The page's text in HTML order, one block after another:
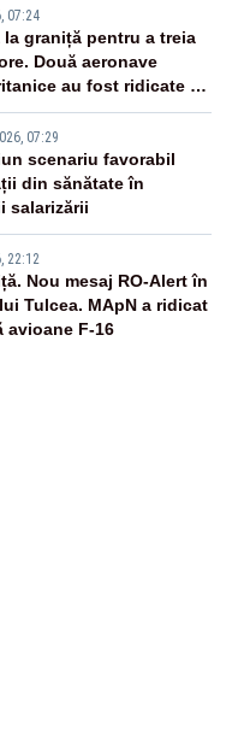
07:24
la graniță pentru a treia
Două aeronave
au fost ridicate de
07:29
scenariu favorabil
din sănătate în
salarizării
22:12
Nou mesaj RO-Alert în
Tulcea. MApN a ridicat
avioane F-16